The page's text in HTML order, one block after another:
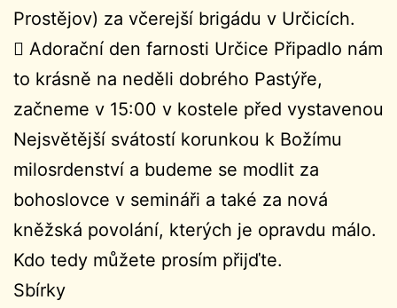
Prostějov) za včerejší brigádu v Určicích.
 Adorační den farnosti Určice Připadlo nám
to krásně na neděli dobrého Pastýře,
začneme v 15:00 v kostele před vystavenou
Nejsvětější svátostí korunkou k Božímu
milosrdenství a budeme se modlit za
bohoslovce v semináři a také za nová
kněžská povolání, kterých je opravdu málo.
Kdo tedy můžete prosím přijďte.
Sbírky